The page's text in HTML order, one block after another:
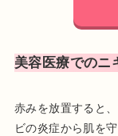
美容医療でのニ
赤みを放置すると
ビの炎症から肌を